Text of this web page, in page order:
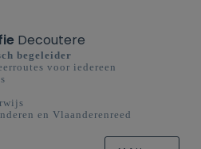
Decoutere
begeleider
voor iedereen
en Vlaanderenreed